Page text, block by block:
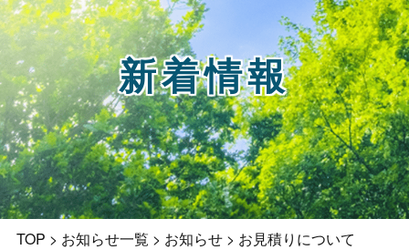
新着情報
TOP > お知らせ一覧 > お知らせ> お見積りについて